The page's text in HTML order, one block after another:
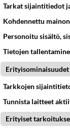
Tarkat sijaintitiedot
Kohdennettu
Personoitu sisältö,
Tietojen
Erityisominaisuudet
Tarkkojen
Tunnista laitteet
Erityiset